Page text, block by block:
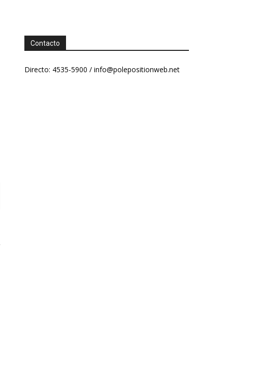
Contacto
Directo: 4535-5900 / info@polepositionweb.net